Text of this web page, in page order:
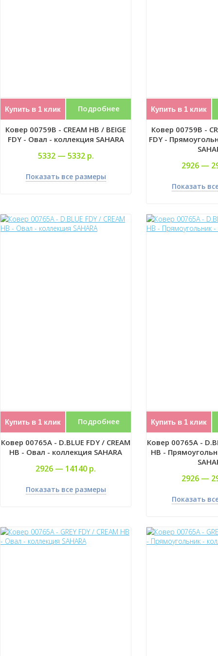
Купить в 1 клик Подробнее
Ковер 00759B - CREAM HB / BEIGE
FDY - Овал - коллекция SAHARA
5332 — 5332 р.
Показать все размеры
Купить в 1 клик
Ковер 00759B -
FDY -
2926 —
Показать
Купить в 1 клик Подробнее
Ковер 00765A - D.BLUE FDY / CREAM
HB - Овал - коллекция SAHARA
2926 — 14140 р.
Показать все размеры
Купить в 1 клик
Ковер 00765A -
HB -
2926 —
Показать